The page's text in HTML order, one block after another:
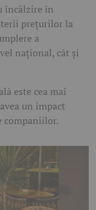
încălzire în
prețurilor la
a
național, cât și
este cea mai
un impact
companiilor.